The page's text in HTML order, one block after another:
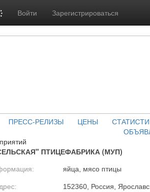
Войти Зарегистрироваться
ПРЕСС-РЕЛИЗЫ ЦЕНЫ
ПТИЦЕФАБРИКА (МУП)
яйца, мясо птицы
152360, Россия,